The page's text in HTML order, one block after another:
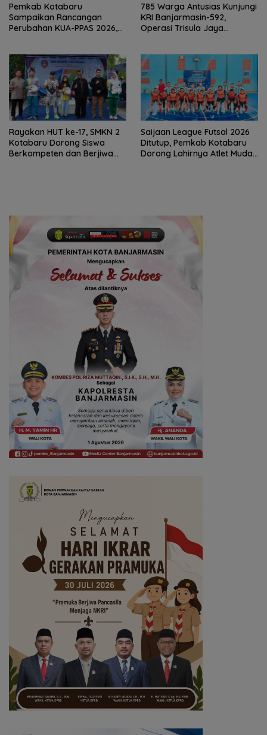
Pemkab Kotabaru
Sampaikan Rancangan
Perubahan KUA-PPAS 2026,
785 Warga Antusias Kunjungi
KRI Banjarmasin-592,
Operasi Trisula Jaya
Rayakan HUT ke-17, SMKN 2
Kotabaru Dorong Siswa
Berkompeten dan Berjiwa
Saijaan League Futsal 2026
Ditutup, Pemkab Kotabaru
Dorong Lahirnya Atlet Muda